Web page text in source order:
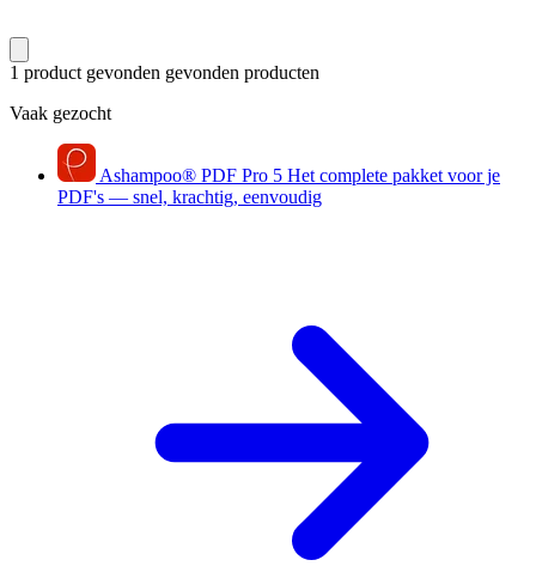
1 product gevonden gevonden producten
Vaak gezocht
Ashampoo® PDF Pro 5 Het complete pakket voor je
PDF's — snel, krachtig, eenvoudig